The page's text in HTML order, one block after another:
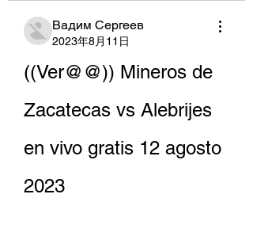
Вадим Сергеев
2023年8月11日
((Ver@@)) Mineros de
Zacatecas vs Alebrijes
en vivo gratis 12 agosto
2023